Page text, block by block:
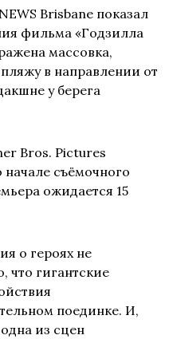
Brisbane показал
фильма «Годзилла
массовка,
в направлении от
у берега
Bros. Pictures
съёмочного
ожидается 15
о героях не
что гигантские
поединке. И,
из сцен